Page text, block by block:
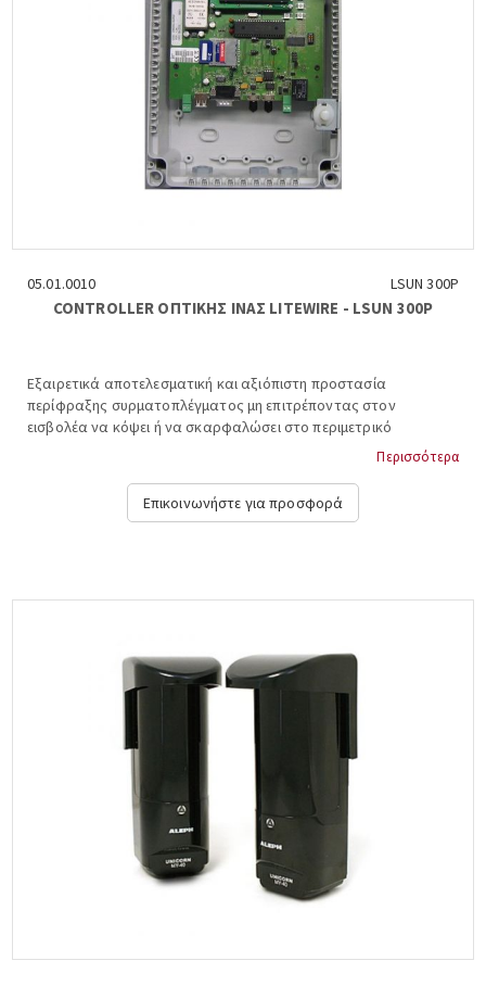
05.01.0010 LSUN 300P
CONTROLLER ΟΠΤΙΚΗΣ ΙΝΑΣ LITEWIRE - LSUN 300P
Εξαιρετικά αποτελεσματική και αξιόπιστη προστασία
περίφραξης συρματοπλέγματος μη επιτρέποντας στον
εισβολέα να κόψει ή να σκαρφαλώσει στο περιμετρικό
συρματόπλεγμα, IP 55, 250 μ εμβέλεια, 9-18VDC, -20 έως +70
βαθμούς Κελσίου, μέγιστο εμβέλεια κάλυψης ανά ελεγκτή 125 μ
(απαιτεί 250 μέτρα καλωδίου οπτικής ίνας σε loop προς και από
τον ελεγκτή) LSUN 300P....
Περισσότερα
Επικοινωνήστε για προσφορά